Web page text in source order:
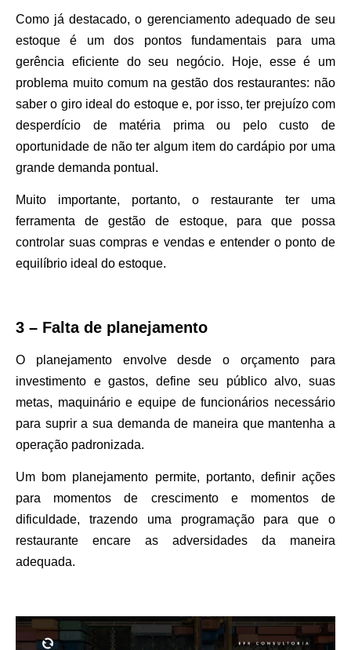
Como já destacado, o gerenciamento adequado de seu
estoque é um dos pontos fundamentais para uma
gerência eficiente do seu negócio. Hoje, esse é um
problema muito comum na gestão dos restaurantes: não
saber o giro ideal do estoque e, por isso, ter prejuízo com
desperdício de matéria prima ou pelo custo de
oportunidade de não ter algum item do cardápio por uma
grande demanda pontual.
Muito importante, portanto, o restaurante ter uma
ferramenta de gestão de estoque, para que possa
controlar suas compras e vendas e entender o ponto de
equilíbrio ideal do estoque.
3 – Falta de planejamento
O planejamento envolve desde o orçamento para
investimento e gastos, define seu público alvo, suas
metas, maquinário e equipe de funcionários necessário
para suprir a sua demanda de maneira que mantenha a
operação padronizada.
Um bom planejamento permite, portanto, definir ações
para momentos de crescimento e momentos de
dificuldade, trazendo uma programação para que o
restaurante encare as adversidades da maneira
adequada.